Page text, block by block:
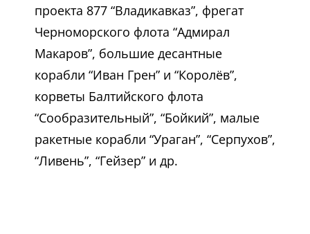
проекта 877 “Владикавказ”, фрегат
Черноморского флота “Адмирал
Макаров”, большие десантные
корабли “Иван Грен” и “Королёв”,
корветы Балтийского флота
“Сообразительный”, “Бойкий”, малые
ракетные корабли “Ураган”, “Серпухов”,
“Ливень”, “Гейзер” и др.